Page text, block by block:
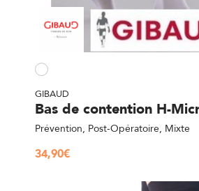
GIBAUD
Bas de contention H-
Prévention, Post-Opératoire, Mixte
34,90€